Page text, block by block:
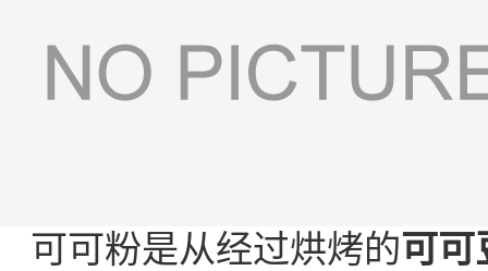
可可粉是从经过烘烤的可可